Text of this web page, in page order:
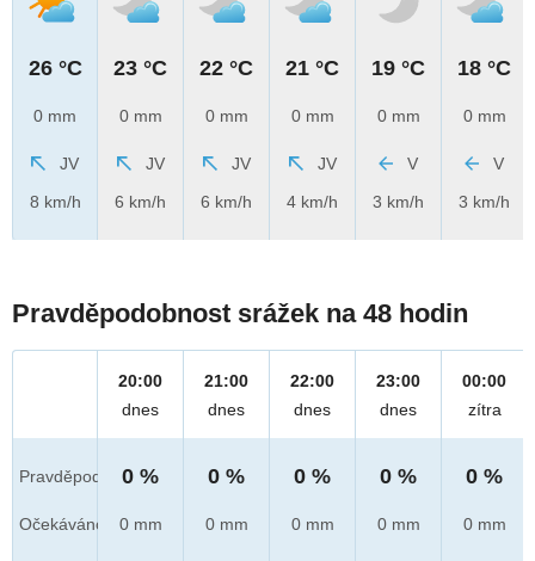
26 °C
0 mm
JV
8 km/h
23 °C
0 mm
JV
6 km/h
22 °C
0 mm
JV
6 km/h
21 °C
0 mm
JV
4 km/h
19 °C
0 mm
V
3 km/h
18 °C
0 mm
V
3 km/h
Pravděpodobnost srážek na 48 hodin
Pravděpod.
Očekáváno
20:00
dnes
0 %
0 mm
21:00
dnes
0 %
0 mm
22:00
dnes
0 %
0 mm
23:00
dnes
0 %
0 mm
00:00
zítra
0 %
0 mm